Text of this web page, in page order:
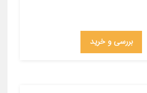
بررسی و خرید